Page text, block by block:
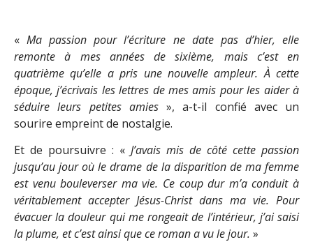
«Ma passion pour l’écriture ne date pas d’hier, elle
remonte à mes années de sixième, mais c’est en
quatrième qu’elle a pris une nouvelle ampleur. À cette
époque, j’écrivais les lettres de mes amis pour les aider à
séduire leurs petites amies», a-t-il confié avec un
sourire empreint de nostalgie.
Et de poursuivre : « J’avais mis de côté cette passion
jusqu’au jour où le drame de la disparition de ma femme
est venu bouleverser ma vie. Ce coup dur m’a conduit à
véritablement accepter Jésus-Christ dans ma vie. Pour
évacuer la douleur qui me rongeait de l’intérieur, j’ai saisi
la plume, et c’est ainsi que ce roman a vu le jour. »